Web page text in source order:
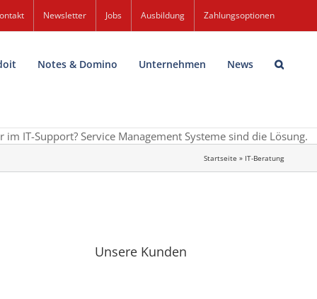
Newsletter Jobs Ausbildung Zahlungsoptionen
Notes & Domino Unternehmen News
im IT-Support?Service Management Systeme sind die Lösung.
Startseite » IT-Beratung
Unsere Kunden